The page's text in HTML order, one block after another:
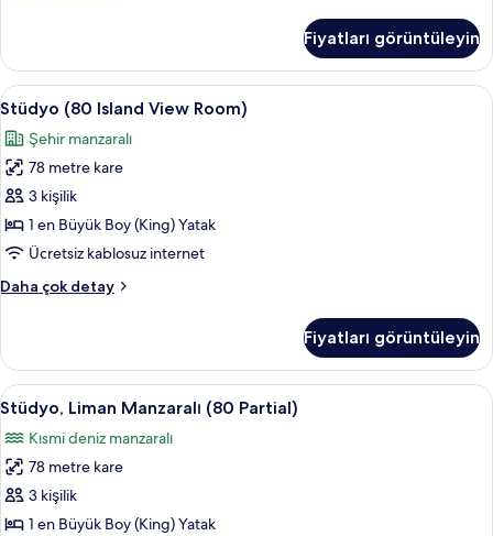
hakkında
daha
fazla
detay
Fiyatları görüntüleyin
Stüdyo
(80
Island
View
Room)
için
tüm
görün
Stüdyo (80 Island View Room) |
8
Stüdyo (80 Island View Room)
Şehir manzaralı
78 metre kare
3 kişilik
1 en Büyük Boy (King) Yatak
Ücretsiz kablosuz internet
Daha çok detay
Stüdyo
Room)
hakkında
daha
detay
Fiyatları görüntüleyin
Stüdyo,
Liman
Manzaralı
(80
Partial)
için
Stüdyo, Liman Manzaralı (80
4
Stüdyo, Liman Manzaralı (80 Partial)
Kısmi deniz manzaralı
78 metre kare
3 kişilik
1 en Büyük Boy (King) Yatak